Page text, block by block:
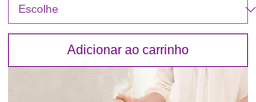
Adicionar ao carrinho